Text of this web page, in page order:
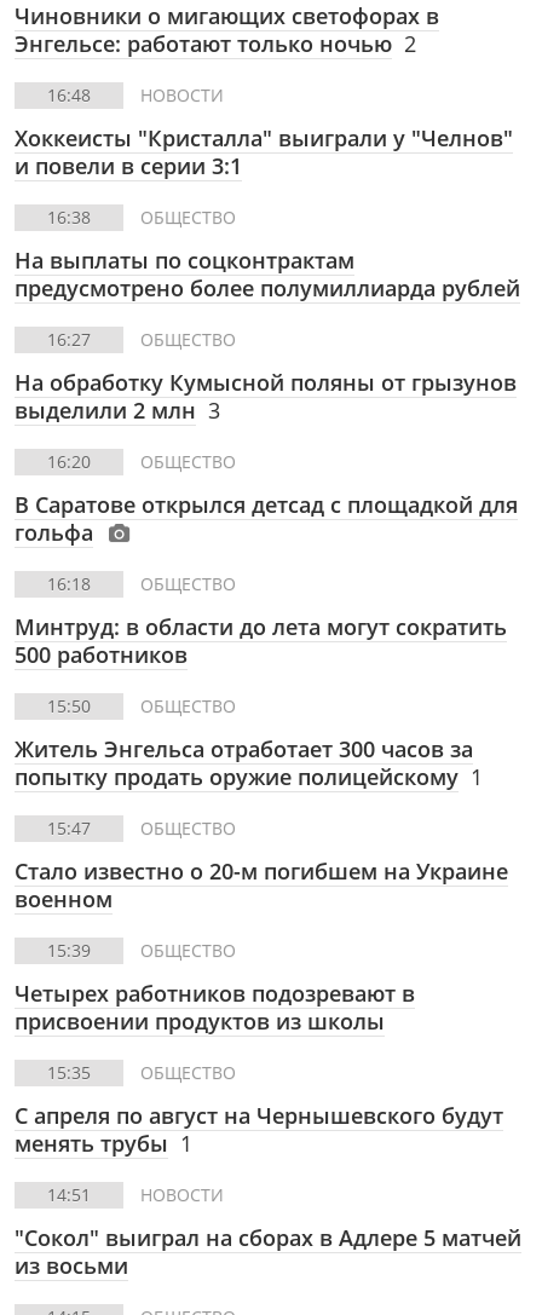
Чиновники о мигающих светофорах в
Энгельсе: работают только ночью 2
16:48 НОВОСТИ
Хоккеисты "Кристалла" выиграли у "Челнов"
и повели в серии 3:1
16:38 ОБЩЕСТВО
На выплаты по соцконтрактам
предусмотрено более полумиллиарда рублей
16:27 ОБЩЕСТВО
На обработку Кумысной поляны от грызунов
выделили 2 млн 3
16:20 ОБЩЕСТВО
В Саратове открылся детсад с площадкой для
гольфа
16:18 ОБЩЕСТВО
Минтруд: в области до лета могут сократить
500 работников
15:50 ОБЩЕСТВО
Житель Энгельса отработает 300 часов за
попытку продать оружие полицейскому 1
15:47 ОБЩЕСТВО
Стало известно о 20-м погибшем на Украине
военном
15:39 ОБЩЕСТВО
Четырех работников подозревают в
присвоении продуктов из школы
15:35 ОБЩЕСТВО
С апреля по август на Чернышевского будут
менять трубы 1
14:51 НОВОСТИ
"Сокол" выиграл на сборах в Адлере 5 матчей
из восьми